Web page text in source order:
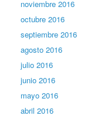
noviembre 2016
octubre 2016
septiembre 2016
agosto 2016
julio 2016
junio 2016
mayo 2016
abril 2016